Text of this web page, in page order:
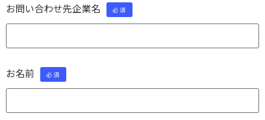
お問い合わせ先企業名 必須
お名前 必須